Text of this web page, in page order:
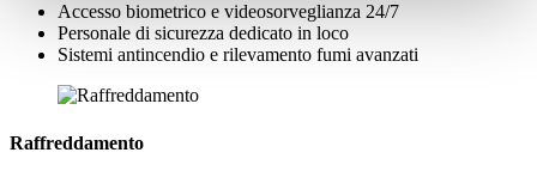
Accesso biometrico e videosorveglianza 24/7
Personale di sicurezza dedicato in loco
Sistemi antincendio e rilevamento fumi avanzati
Raffreddamento